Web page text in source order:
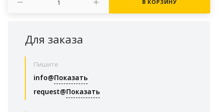
В КОРЗИНУ
Для заказа
Пишите
info@Показать
request@Показать